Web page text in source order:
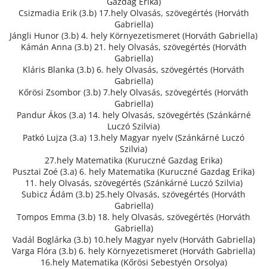
Csizmadia Erik (3.b) 17.hely Olvasás, szövegértés (Horváth
Gabriella)
Jángli Hunor (3.b) 4. hely Környezetismeret (Horváth Gabriella)
Kámán Anna (3.b) 21. hely Olvasás, szövegértés (Horváth
Gabriella)
Kláris Blanka (3.b) 6. hely Olvasás, szövegértés (Horváth
Gabriella)
Kőrösi Zsombor (3.b) 7.hely Olvasás, szövegértés (Horváth
Gabriella)
Pandur Ákos (3.a) 14. hely Olvasás, szövegértés (Szánkárné
Luczó Szilvia)
Patkó Lujza (3.a) 13.hely Magyar nyelv (Szánkárné Luczó
Szilvia)
27.hely Matematika (Kuruczné Gazdag Erika)
Pusztai Zoé (3.a) 6. hely Matematika (Kuruczné Gazdag Erika)
11. hely Olvasás, szövegértés (Szánkárné Luczó Szilvia)
Subicz Ádám (3.b) 25.hely Olvasás, szövegértés (Horváth
Gabriella)
Tompos Emma (3.b) 18. hely Olvasás, szövegértés (Horváth
Gabriella)
Vadál Boglárka (3.b) 10.hely Magyar nyelv (Horváth Gabriella)
Varga Flóra (3.b) 6. hely Környezetismeret (Horváth Gabriella)
16.hely Matematika (Kőrösi Sebestyén Orsolya)